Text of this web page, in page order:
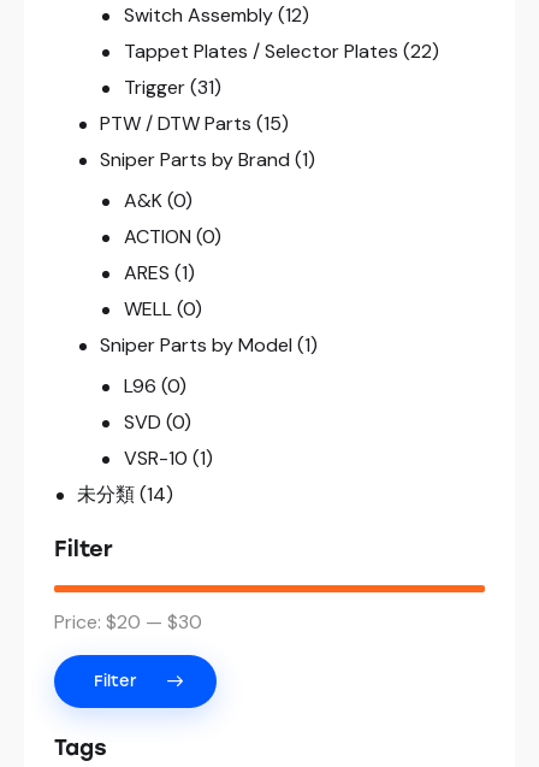
Switch Assembly (12)
Tappet Plates / Selector Plates (22)
Trigger (31)
PTW / DTW Parts (15)
Sniper Parts by Brand (1)
A&K (0)
ACTION (0)
ARES (1)
WELL (0)
Sniper Parts by Model (1)
L96 (0)
SVD (0)
VSR-10 (1)
未分類(14)
Filter
Filter
Price: $20 — $30
Tags